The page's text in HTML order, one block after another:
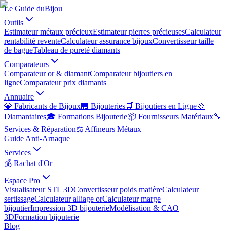
Le Guide duBijou
Outils
Estimateur métaux précieuxEstimateur pierres précieusesCalculateur
rentabilité reventeCalculateur assurance bijouxConvertisseur taille
de bagueTableau de pureté diamants
Comparateurs
Comparateur or & diamantComparateur bijoutiers en
ligneComparateur prix diamants
Annuaire
💎 Fabricants de Bijoux🏪 Bijouteries🛒 Bijoutiers en Ligne💠
Diamantaires🎓 Formations Bijouterie📦 Fournisseurs Matériaux🔧
Services & Réparation⚖️ Affineurs Métaux
Guide Anti-Arnaque
Services
💰 Rachat d'Or
Espace Pro
Visualisateur STL 3DConvertisseur poids matièreCalculateur
sertissageCalculateur alliage orCalculateur marge
bijoutierImpression 3D bijouterieModélisation & CAO
3DFormation bijouterie
Blog